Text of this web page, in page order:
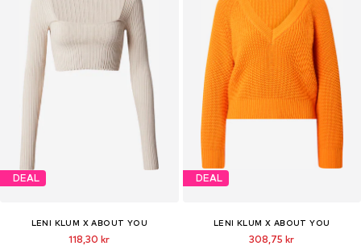
DEAL
LENI KLUM X ABOUT YOU
118,30 kr
DEAL
LENI KLUM X ABOUT YOU
308,75 kr